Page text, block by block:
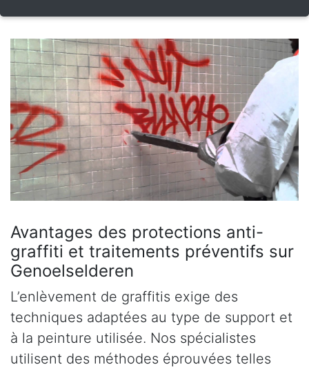
Avantages des protections anti-
graffiti et traitements préventifs sur
Genoelselderen
L’enlèvement de graffitis exige des
techniques adaptées au type de support et
à la peinture utilisée. Nos spécialistes
utilisent des méthodes éprouvées telles